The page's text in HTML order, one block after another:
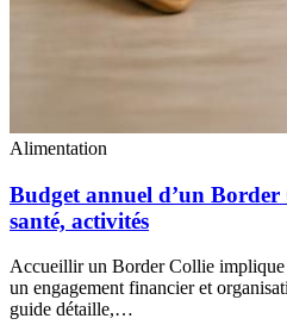
Alimentation
Budget annuel d’un
santé, activités
Accueillir un Border Collie implique
un engagement financier et
guide détaille,…